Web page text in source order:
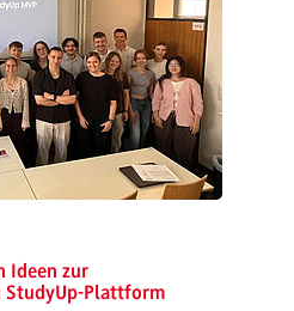
Ideen zur
StudyUp-Plattform